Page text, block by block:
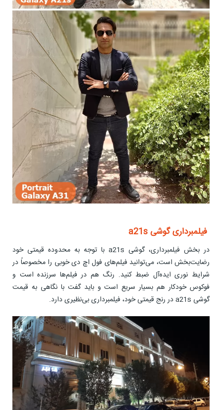
فیلمبرداری گوشی a21s
در بخش فیلمبرداری، گوشی a21s با توجه به محدوده قیمتی خود
رضایت‌بخش است، می‌توانید فیلم‌های فول اچ دی خوبی را مخصوصاً در
شرایط نوری ایده‌آل ضبط کنید. رنگ هم در فیلم‌ها سرزنده است و
فوکوس خودکار هم بسیار سریع است و باید گفت با نگاهی به قیمت
گوشی a21s در رنج قیمتی خود، فیلمبرداری بی‌نظیری دارد.